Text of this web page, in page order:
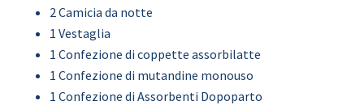
2 Camicia da notte
1 Vestaglia
1 Confezione di coppette assorbilatte
1 Confezione di mutandine monouso
1 Confezione di Assorbenti Dopoparto